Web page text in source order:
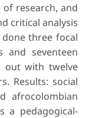
research, and
critical analysis
three focal
and seventeen
out with twelve
Results: social
afrocolombian
a pedagogical-